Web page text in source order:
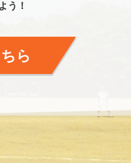
う！
ら